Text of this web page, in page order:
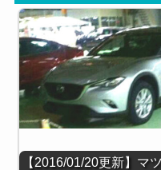
【2016/01/20更新】マ